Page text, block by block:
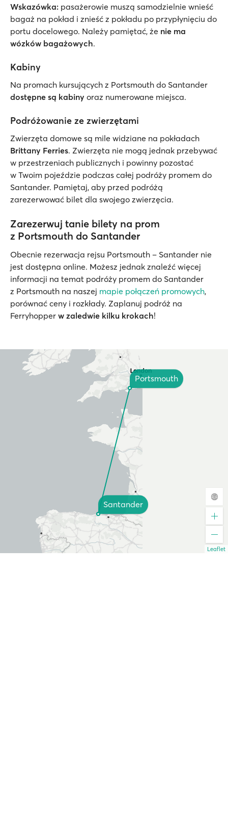
Wskazówka: pasażerowie muszą samodzielnie wnieść
bagaż na pokład i znieść z pokładu po przypłynięciu do
portu docelowego. Należy pamiętać, że nie ma
wózków bagażowych.
Kabiny
Na promach kursujących z Portsmouth do Santander
dostępne są kabiny oraz numerowane miejsca.
Podróżowanie ze zwierzętami
Zwierzęta domowe są mile widziane na pokładach
Brittany Ferries. Zwierzęta nie mogą jednak przebywać
w przestrzeniach publicznych i powinny pozostać
w Twoim pojeździe podczas całej podróży promem do
Santander. Pamiętaj, aby przed podróżą
zarezerwować bilet dla swojego zwierzęcia.
Zarezerwuj tanie bilety na prom
z Portsmouth do Santander
Obecnie rezerwacja rejsu Portsmouth – Santander nie
jest dostępna online. Możesz jednak znaleźć więcej
informacji na temat podróży promem do Santander
z Portsmouth na naszej mapie połączeń promowych,
porównać ceny i rozkłady. Zaplanuj podróż na
Ferryhopper w zaledwie kilku krokach!
Portsmouth
Santander
Leaflet